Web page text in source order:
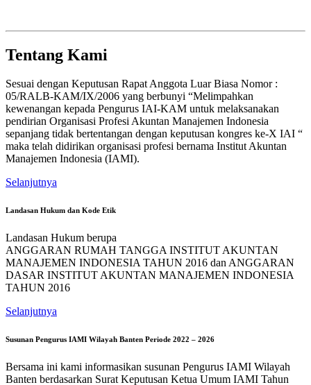
Tentang Kami
Sesuai dengan Keputusan Rapat Anggota Luar Biasa Nomor :
05/RALB-KAM/IX/2006 yang berbunyi “Melimpahkan
kewenangan kepada Pengurus IAI-KAM untuk melaksanakan
pendirian Organisasi Profesi Akuntan Manajemen Indonesia
sepanjang tidak bertentangan dengan keputusan kongres ke-X IAI “
maka telah didirikan organisasi profesi bernama Institut Akuntan
Manajemen Indonesia (IAMI).
Selanjutnya
Landasan Hukum dan Kode Etik
Landasan Hukum berupa
ANGGARAN RUMAH TANGGA INSTITUT AKUNTAN
MANAJEMEN INDONESIA TAHUN 2016 dan ANGGARAN
DASAR INSTITUT AKUNTAN MANAJEMEN INDONESIA
TAHUN 2016
Selanjutnya
Susunan Pengurus IAMI Wilayah Banten Periode 2022 – 2026
Bersama ini kami informasikan susunan Pengurus IAMI Wilayah
Banten berdasarkan Surat Keputusan Ketua Umum IAMI Tahun